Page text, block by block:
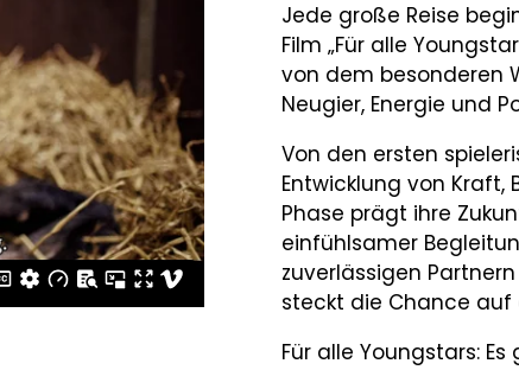
Jede große Reise
Film „Für alle
von dem besonderen
Neugier, Energie und
Von den ersten
Entwicklung von
Phase prägt ihre
einfühlsamer
zuverlässigen
steckt die Chance auf
Für alle Youngstars: